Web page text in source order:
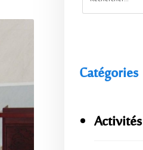
Catégories
Activités